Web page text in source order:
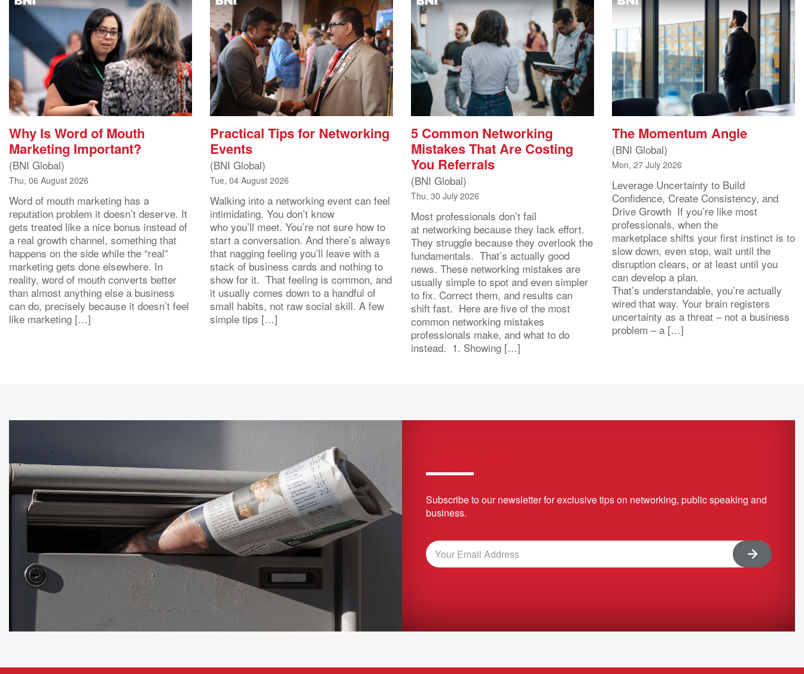
Why Is Word of Mouth
Marketing Important?
(BNI Global)
Thu, 06 August 2026
Word of mouth marketing has a
reputation problem it doesn’t deserve. It
gets treated like a nice bonus instead of
a real growth channel, something that
happens on the side while the “real”
marketing gets done elsewhere. In
reality, word of mouth converts better
than almost anything else a business
can do, precisely because it doesn’t feel
like marketing […]
Practical Tips for Networking
Events
(BNI Global)
Tue, 04 August 2026
Walking into a networking event can feel
intimidating. You don’t know
who you’ll meet. You’re not sure how to
start a conversation. And there’s always
that nagging feeling you’ll leave with a
stack of business cards and nothing to
show for it. That feeling is common, and
it usually comes down to a handful of
small habits, not raw social skill. A few
simple tips […]
5 Common Networking
Mistakes That Are Costing
You Referrals
(BNI Global)
Thu, 30 July 2026
Most professionals don’t fail
at networking because they lack effort.
They struggle because they overlook the
fundamentals. That’s actually good
news. These networking mistakes are
usually simple to spot and even simpler
to fix. Correct them, and results can
shift fast. Here are five of the most
common networking mistakes
professionals make, and what to do
instead. 1. Showing […]
The Momentum Angle
(BNI Global)
Mon, 27 July 2026
Leverage Uncertainty to Build
Confidence, Create Consistency, and
Drive Growth If you’re like most
professionals, when the
marketplace shifts your first instinct is to
slow down, even stop, wait until the
disruption clears, or at least until you
can develop a plan.
That’s understandable, you’re actually
wired that way. Your brain registers
uncertainty as a threat – not a business
problem – a […]
Subscribe to our newsletter for exclusive tips on networking, public speaking and
business.